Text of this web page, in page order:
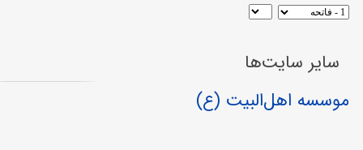
سایر سایت‌ها
موسسه اهل‌البیت (ع)